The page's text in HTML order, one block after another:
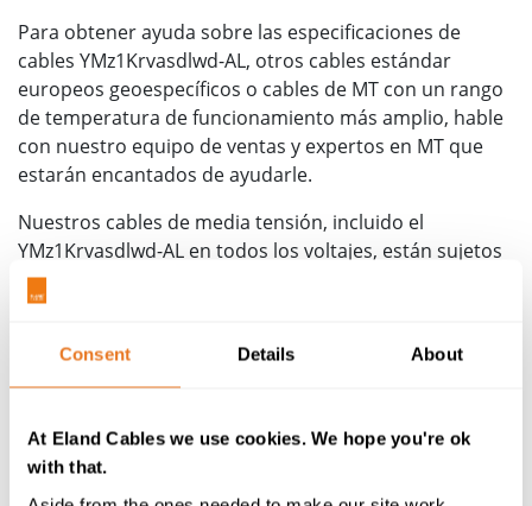
Consent Details About
At Eland Cables we use cookies. We hope you're ok
with that.
Para obtener ayuda sobre las especificaciones de
cables YMz1Krvasdlwd-AL, otros cables estándar
europeos geoespecíficos o cables de MT con un rango
de temperatura de funcionamiento más amplio, hable
con nuestro equipo de ventas y expertos en MT que
estarán encantados de ayudarle.
Nuestros cables de media tensión, incluido el
YMz1Krvasdlwd-AL en todos los voltajes, están sujetos
a pruebas rigurosas en las
en media tensión
cables con voltajes más altos, donde incluso fallas
microscópicas pueden tener un impacto en el
realizamos en todos los tambores antes del envío
brinda a los clientes la confianza para instalar estos